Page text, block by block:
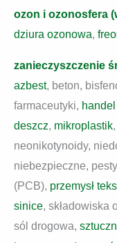
ozon i ozonosfera
dziura ozonowa,
zanieczyszczenie
azbest, beton,
farmaceutyki,
deszcz, mikroplastik,
neonikotynoidy,
niebezpieczne,
(PCB), przemysł
sinice, składowiska
sól drogowa,